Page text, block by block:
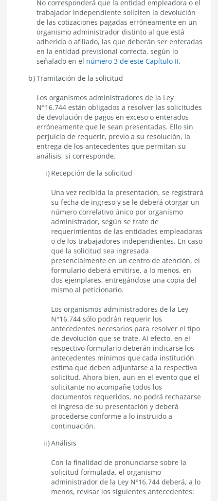
No corresponderá que la entidad empleadora o el
trabajador independiente soliciten la devolución
de las cotizaciones pagadas erróneamente en un
organismo administrador distinto al que está
adherido o afiliado, las que deberán ser enteradas
en la entidad previsional correcta, según lo
señalado en el número 3 de este Capítulo II.
Tramitación de la solicitud
Los organismos administradores de la Ley
N°16.744 están obligados a resolver las solicitudes
de devolución de pagos en exceso o enterados
erróneamente que le sean presentadas. Ello sin
perjuicio de requerir, previo a su resolución, la
entrega de los antecedentes que permitan su
análisis, si corresponde.
Recepción de la solicitud
Una vez recibida la presentación, se registrará
su fecha de ingreso y se le deberá otorgar un
número correlativo único por organismo
administrador, según se trate de
requerimientos de las entidades empleadoras
o de los trabajadores independientes. En caso
que la solicitud sea ingresada
presencialmente en un centro de atención, el
formulario deberá emitirse, a lo menos, en
dos ejemplares, entregándose una copia del
mismo al peticionario.
Los organismos administradores de la Ley
N°16.744 sólo podrán requerir los
antecedentes necesarios para resolver el tipo
de devolución que se trate. Al efecto, en el
respectivo formulario deberán indicarse los
antecedentes mínimos que cada institución
estima que deben adjuntarse a la respectiva
solicitud. Ahora bien, aun en el evento que el
solicitante no acompañe todos los
documentos requeridos, no podrá rechazarse
el ingreso de su presentación y deberá
procederse conforme a lo instruido a
continuación.
Análisis
Con la finalidad de pronunciarse sobre la
solicitud formulada, el organismo
administrador de la Ley Nº16.744 deberá, a lo
menos, revisar los siguientes antecedentes: